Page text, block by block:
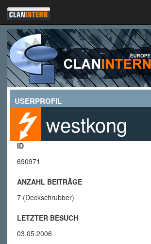
USERPROFIL
westkong
ID
690971
ANZAHL BEITRÄGE
7 (Deckschrubber)
LETZTER BESUCH
03.05.2006